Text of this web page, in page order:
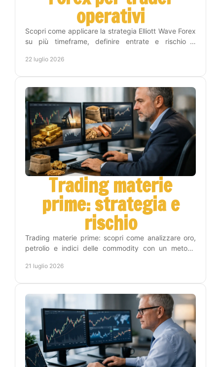
operativi
Scopri come applicare la strategia Elliott Wave Forex
su più timeframe, definire entrate e rischio e
22 luglio 2026
Trading materie
prime: strategia e
rischio
Trading materie prime: scopri come analizzare oro,
petrolio e indici delle commodity con un metodo
21 luglio 2026